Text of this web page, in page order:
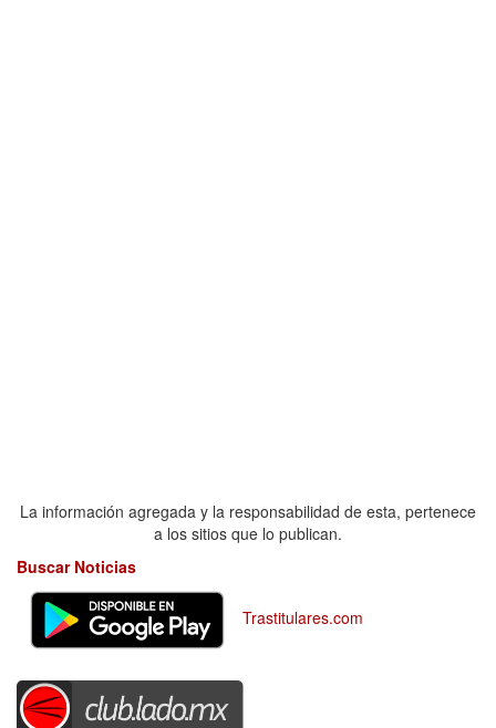
La información agregada y la responsabilidad de esta, pertenece
a los sitios que lo publican.
Buscar Noticias
Trastitulares.com